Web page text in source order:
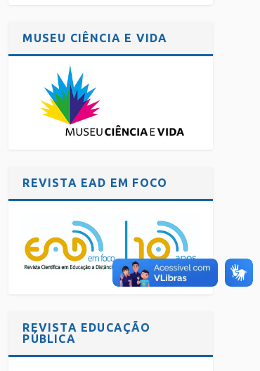
MUSEU CIÊNCIA E VIDA
REVISTA EAD EM FOCO
REVISTA EDUCAÇÃO
PÚBLICA